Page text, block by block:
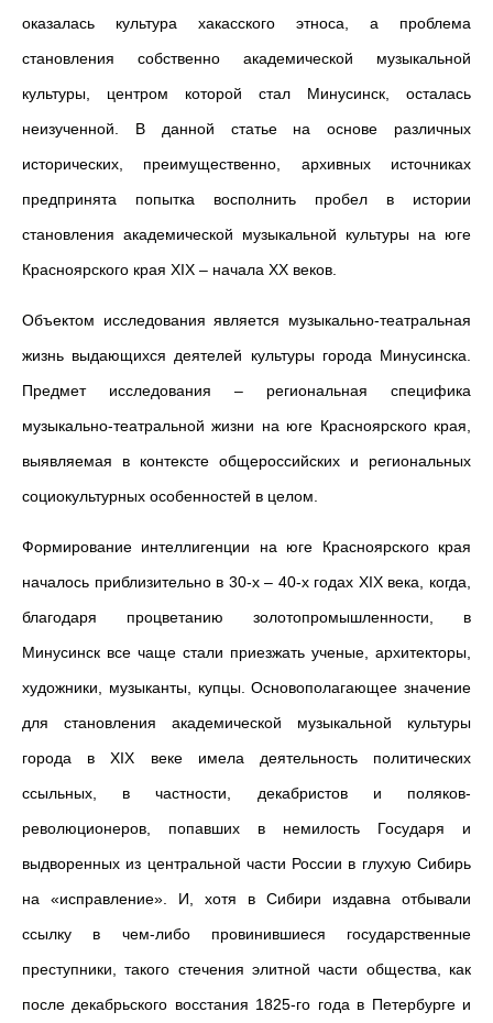
оказалась культура хакасского этноса, а проблема
становления собственно академической музыкальной
культуры, центром которой стал Минусинск, осталась
неизученной. В данной статье на основе различных
исторических, преимущественно, архивных источниках
предпринята попытка восполнить пробел в истории
становления академической музыкальной культуры на юге
Красноярского края XIX – начала XX веков.
Объектом исследования является музыкально-театральная
жизнь выдающихся деятелей культуры города Минусинска.
Предмет исследования – региональная специфика
музыкально-театральной жизни на юге Красноярского края,
выявляемая в контексте общероссийских и региональных
социокультурных особенностей в целом.
Формирование интеллигенции на юге Красноярского края
началось приблизительно в 30-х – 40-х годах XIX века, когда,
благодаря процветанию золотопромышленности, в
Минусинск все чаще стали приезжать ученые, архитекторы,
художники, музыканты, купцы. Основополагающее значение
для становления академической музыкальной культуры
города в XIX веке имела деятельность политических
ссыльных, в частности, декабристов и поляков-
революционеров, попавших в немилость Государя и
выдворенных из центральной части России в глухую Сибирь
на «исправление». И, хотя в Сибири издавна отбывали
ссылку в чем-либо провинившиеся государственные
преступники, такого стечения элитной части общества, как
после декабрьского восстания 1825-го года в Петербурге и